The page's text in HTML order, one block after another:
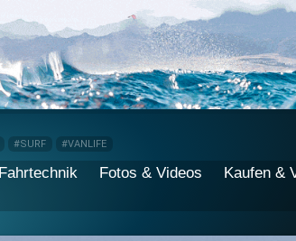
#SURF #VANLIFE
Fahrtechnik Fotos & Videos
Kaufen &